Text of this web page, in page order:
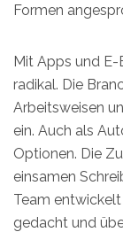
Formen
Mit Apps und
radikal. Die
Arbeitsweisen
ein. Auch als
Optionen. Die
einsamen
Team
gedacht und